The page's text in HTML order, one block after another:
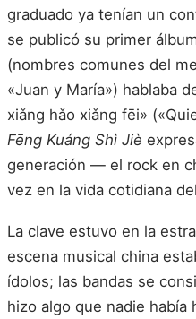
graduado ya tenían un
se publicó su primer
(nombres comunes del
«Juan y María») hablaba
xiǎng hǎo xiǎng fēi»
Fēng Kuáng Shì Jiè
generación — el rock en
vez en la vida cotidiana
La clave estuvo en la
escena musical china
ídolos; las bandas se
hizo algo que nadie había